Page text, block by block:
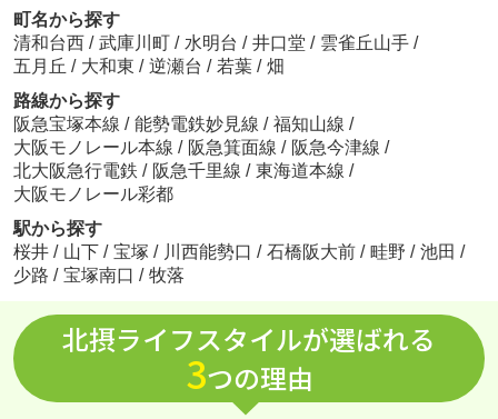
町名から探す
清和台西 / 武庫川町 / 水明台 / 井口堂 / 雲雀丘山手 /
五月丘 / 大和東 / 逆瀬台 / 若葉 / 畑
路線から探す
阪急宝塚本線 / 能勢電鉄妙見線 / 福知山線 /
大阪モノレール本線 / 阪急箕面線 / 阪急今津線 /
北大阪急行電鉄 / 阪急千里線 / 東海道本線 /
大阪モノレール彩都
駅から探す
桜井 / 山下 / 宝塚 / 川西能勢口 / 石橋阪大前 / 畦野 / 池田 /
少路 / 宝塚南口 / 牧落
北摂ライフスタイルが選ばれる
3つの理由